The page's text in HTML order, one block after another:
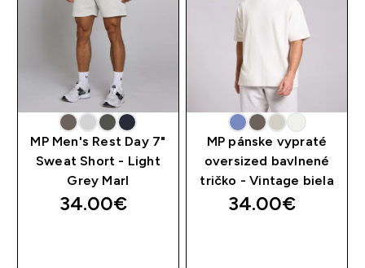
MP Men's Rest Day 7"
Sweat Short - Light
Grey Marl
34.00€‎
MP pánske vypraté
oversized bavlnené
tričko - Vintage biela
34.00€‎